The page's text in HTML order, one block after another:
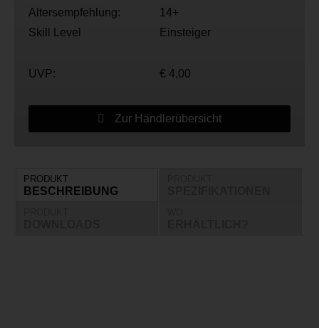
Altersempfehlung:
14+
Skill Level
Einsteiger
UVP: € 4,00
Zur Händlerübersicht
PRODUKT
BESCHREIBUNG